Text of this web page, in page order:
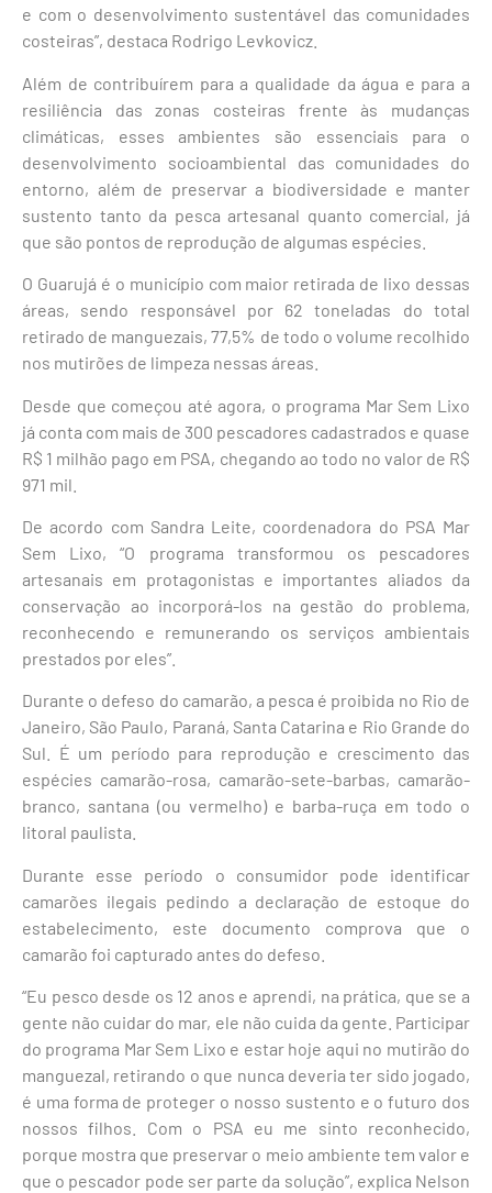
e com o desenvolvimento sustentável das comunidades
costeiras”, destaca Rodrigo Levkovicz.
Além de contribuírem para a qualidade da água e para a
resiliência das zonas costeiras frente às mudanças
climáticas, esses ambientes são essenciais para o
desenvolvimento socioambiental das comunidades do
entorno, além de preservar a biodiversidade e manter
sustento tanto da pesca artesanal quanto comercial, já
que são pontos de reprodução de algumas espécies.
O Guarujá é o município com maior retirada de lixo dessas
áreas, sendo responsável por 62 toneladas do total
retirado de manguezais, 77,5% de todo o volume recolhido
nos mutirões de limpeza nessas áreas.
Desde que começou até agora, o programa Mar Sem Lixo
já conta com mais de 300 pescadores cadastrados e quase
R$ 1 milhão pago em PSA, chegando ao todo no valor de R$
971 mil.
De acordo com Sandra Leite, coordenadora do PSA Mar
Sem Lixo, “O programa transformou os pescadores
artesanais em protagonistas e importantes aliados da
conservação ao incorporá-los na gestão do problema,
reconhecendo e remunerando os serviços ambientais
prestados por eles”.
Durante o defeso do camarão, a pesca é proibida no Rio de
Janeiro, São Paulo, Paraná, Santa Catarina e Rio Grande do
Sul. É um período para reprodução e crescimento das
espécies camarão-rosa, camarão-sete-barbas, camarão-
branco, santana (ou vermelho) e barba-ruça em todo o
litoral paulista.
Durante esse período o consumidor pode identificar
camarões ilegais pedindo a declaração de estoque do
estabelecimento, este documento comprova que o
camarão foi capturado antes do defeso.
“Eu pesco desde os 12 anos e aprendi, na prática, que se a
gente não cuidar do mar, ele não cuida da gente. Participar
do programa Mar Sem Lixo e estar hoje aqui no mutirão do
manguezal, retirando o que nunca deveria ter sido jogado,
é uma forma de proteger o nosso sustento e o futuro dos
nossos filhos. Com o PSA eu me sinto reconhecido,
porque mostra que preservar o meio ambiente tem valor e
que o pescador pode ser parte da solução”, explica Nelson